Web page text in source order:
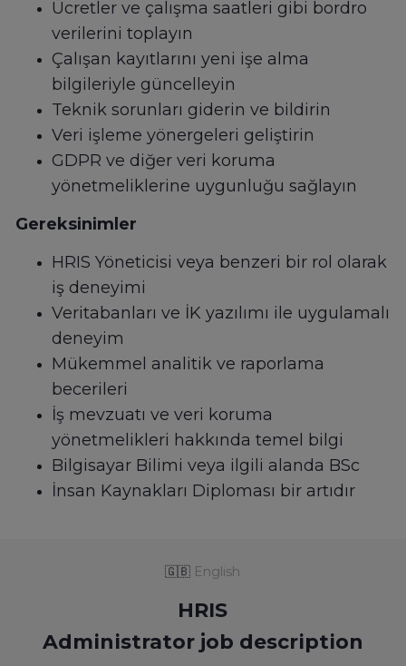
Ücretler ve çalışma saatleri gibi bordro
verilerini toplayın
Çalışan kayıtlarını yeni işe alma
bilgileriyle güncelleyin
Teknik sorunları giderin ve bildirin
Veri işleme yönergeleri geliştirin
GDPR ve diğer veri koruma
yönetmeliklerine uygunluğu sağlayın
Gereksinimler
HRIS Yöneticisi veya benzeri bir rol olarak
iş deneyimi
Veritabanları ve İK yazılımı ile uygulamalı
deneyim
Mükemmel analitik ve raporlama
becerileri
İş mevzuatı ve veri koruma
yönetmelikleri hakkında temel bilgi
Bilgisayar Bilimi veya ilgili alanda BSc
İnsan Kaynakları Diploması bir artıdır
🇬🇧 English
HRIS
Administrator job description